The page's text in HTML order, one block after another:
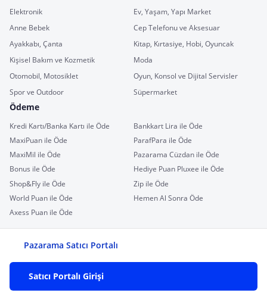
Elektronik
Ev, Yaşam, Yapı Market
Anne Bebek
Cep Telefonu ve Aksesuar
Ayakkabı, Çanta
Kitap, Kırtasiye, Hobi, Oyuncak
Kişisel Bakım ve Kozmetik
Moda
Otomobil, Motosiklet
Oyun, Konsol ve Dijital Servisler
Spor ve Outdoor
Süpermarket
Ödeme
Kredi Kartı/Banka Kartı ile Öde
Bankkart Lira ile Öde
MaxiPuan ile Öde
ParafPara ile Öde
MaxiMil ile Öde
Pazarama Cüzdan ile Öde
Bonus ile Öde
Hediye Puan Pluxee ile Öde
Shop&Fly ile Öde
Zip ile Öde
World Puan ile Öde
Hemen Al Sonra Öde
Axess Puan ile Öde
Pazarama Satıcı Portalı
Satıcı Portalı Girişi